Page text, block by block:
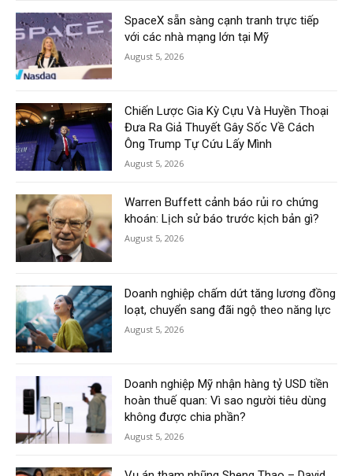
SpaceX sẵn sàng cạnh tranh trực tiếp
với các nhà mạng lớn tại Mỹ
August 5, 2026
Chiến Lược Gia Kỳ Cựu Và Huyền Thoại
Đưa Ra Giả Thuyết Gây Sốc Về Cách
Ông Trump Tự Cứu Lấy Mình
August 5, 2026
Warren Buffett cảnh báo rủi ro chứng
khoán: Lịch sử báo trước kịch bản gì?
August 5, 2026
Doanh nghiệp chấm dứt tăng lương đồng
loạt, chuyển sang đãi ngộ theo năng lực
August 5, 2026
Doanh nghiệp Mỹ nhận hàng tỷ USD tiền
hoàn thuế quan: Vì sao người tiêu dùng
không được chia phần?
August 5, 2026